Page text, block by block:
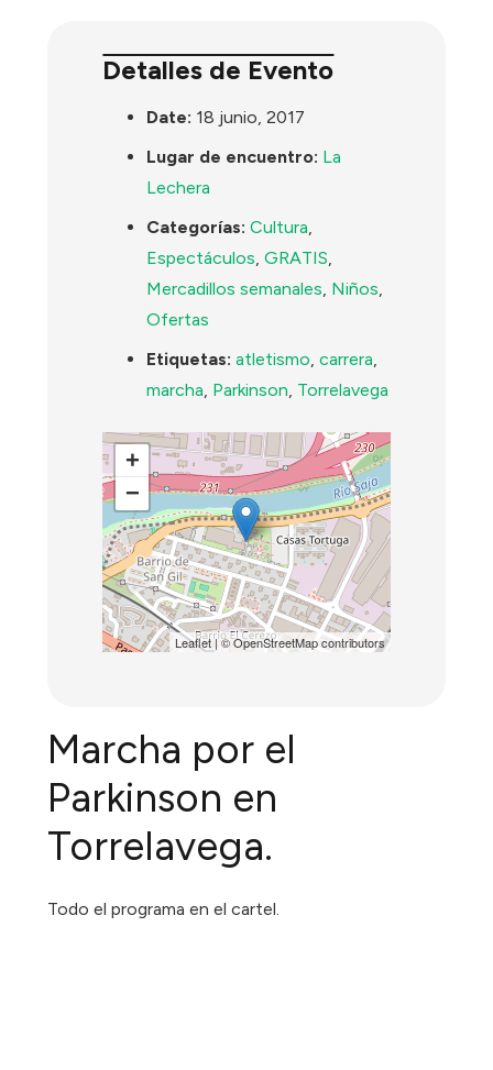
Detalles de Evento
Date: 18 junio, 2017
Lugar de encuentro: La
Lechera
Categorías: Cultura,
Espectáculos,GRATIS,
Mercadillos semanales, Niños,
Ofertas
Etiquetas: atletismo,carrera,
marcha, Parkinson, Torrelavega
+
−
Leaflet| ©OpenStreetMapcontributors
Marcha por el
Parkinson en
Torrelavega.
Todo el programa en el cartel.